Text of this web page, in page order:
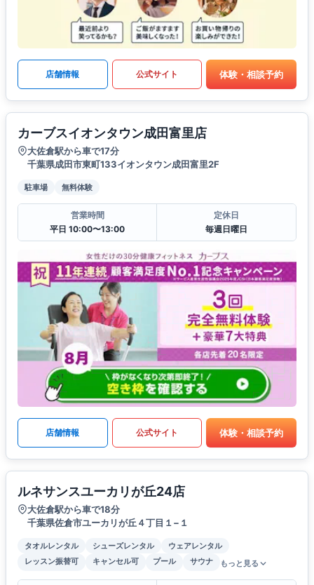
店舗情報 公式サイト 体験・相談予約
カーブスイオンタウン成田富里店
大佐倉駅から車で17分
千葉県成田市東町133イオンタウン成田富里2F
駐車場 無料体験
営業時間
平日 10:00〜13:00
定休日
毎週日曜日
店舗情報 公式サイト 体験・相談予約
ルネサンスユーカリが丘24店
大佐倉駅から車で18分
千葉県佐倉市ユーカリが丘４丁目１−１
タオルレンタル シューズレンタル
ウェアレンタル
レッスン振替可
キャンセル可 プール サウナ もっと見る